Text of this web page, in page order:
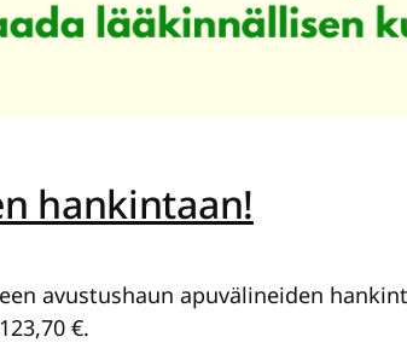
hankintaan!
avustushaun apuvälineiden
€.